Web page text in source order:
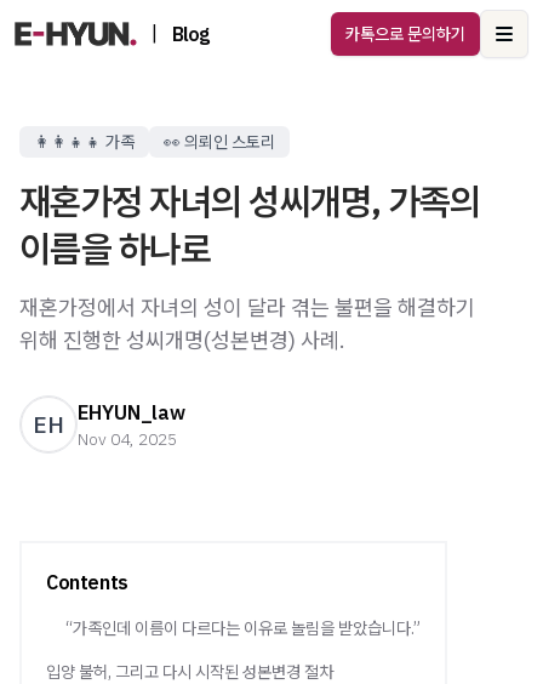
Blog 카톡으로 문의하기
👩‍👩‍👧‍👧 가족 👀 의뢰인 스토리
재혼가정 자녀의 성씨개명, 가족의
이름을 하나로
재혼가정에서 자녀의 성이 달라 겪는 불편을 해결하기
위해 진행한 성씨개명(성본변경) 사례.
EH EHYUN_law
Nov 04, 2025
Contents
“가족인데 이름이 다르다는 이유로 놀림을 받았습니다.”
입양 불허, 그리고 다시 시작된 성본변경 절차